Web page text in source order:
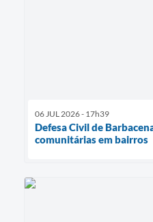
06 JUL 2026 - 17h39
Defesa Civil de
comunitárias em bairros